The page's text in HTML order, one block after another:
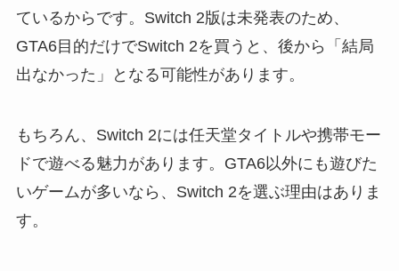
ているからです。Switch 2版は未発表のため、
GTA6目的だけでSwitch 2を買うと、後から「結局
出なかった」となる可能性があります。
もちろん、Switch 2には任天堂タイトルや携帯モー
ドで遊べる魅力があります。GTA6以外にも遊びた
いゲームが多いなら、Switch 2を選ぶ理由はありま
す。